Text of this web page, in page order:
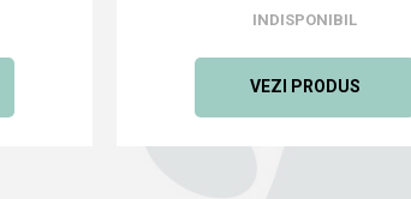
INDISPONIBIL
VEZI PRODUS